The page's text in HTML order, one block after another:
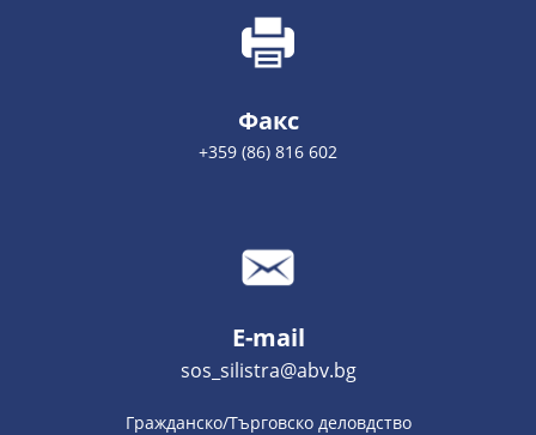
Факс
+359 (86) 816 602
E-mail
sos_silistra@abv.bg
Гражданско/Търговско деловдство